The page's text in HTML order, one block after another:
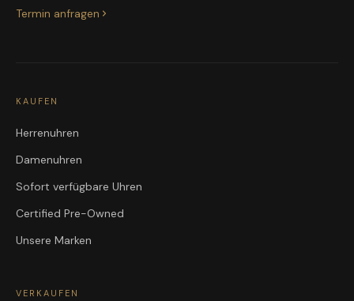
Termin anfragen
KAUFEN
Herrenuhren
Damenuhren
Sofort verfügbare Uhren
Certified Pre-Owned
Unsere Marken
VERKAUFEN